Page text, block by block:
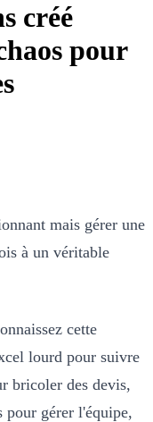
créé
pour
mais gérer une
à un véritable
cette
lourd pour suivre
bricoler des devis,
pour gérer l'équipe,